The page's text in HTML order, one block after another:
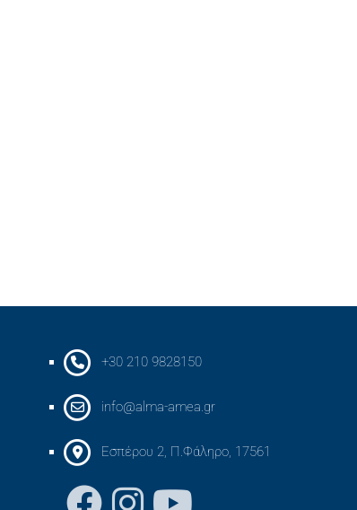
+30 210 9828150
info@alma-amea.gr
Εσπέρου 2, Π.Φάληρο, 17561